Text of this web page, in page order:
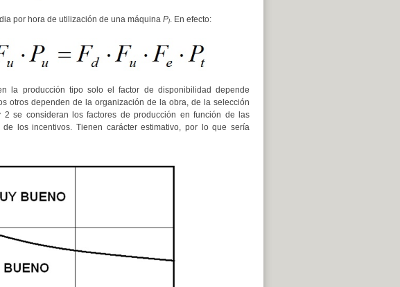
por hora de utilización de una máquina Pl. En efecto:
la producción tipo solo el factor de disponibilidad depende
otros dependen de la organización de la obra, de la selección
se consideran los factores de producción en función de las
los incentivos. Tienen carácter estimativo, por lo que sería